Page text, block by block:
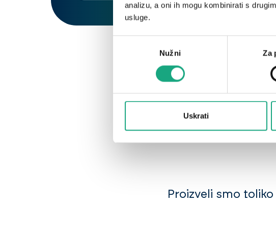
analizu, a oni ih mogu kombinirati s
usluge.
Nužni Za
Uskrati
Proizveli smo